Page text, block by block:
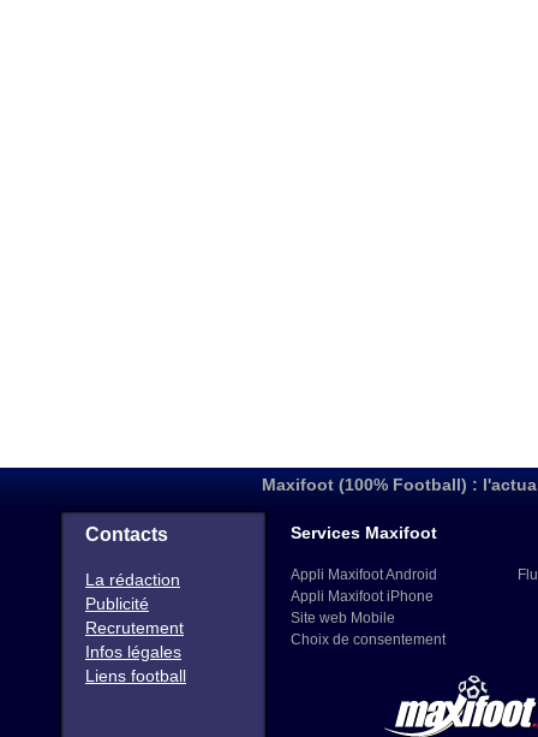
Maxifoot (100% Football) :
Contacts
La rédaction
Publicité
Recrutement
Infos légales
Liens football
Services Maxifoot
Appli Maxifoot Android
Appli Maxifoot iPhone
Site web Mobile
Choix de consentement